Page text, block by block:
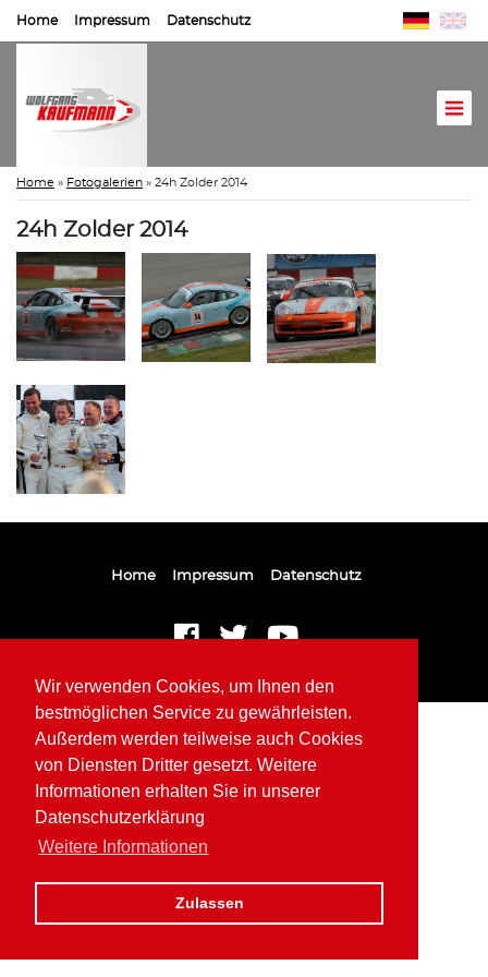
Wir verwenden Cookies, um Ihnen den
bestmöglichen Service zu gewährleisten.
Außerdem werden teilweise auch Cookies
von Diensten Dritter gesetzt. Weitere
Informationen erhalten Sie in unserer
Datenschutzerklärung
Weitere Informationen
Zulassen
Home Impressum Datenschutz
Home » Fotogalerien » 24h Zolder 2014
24h Zolder 2014
Home Impressum Datenschutz